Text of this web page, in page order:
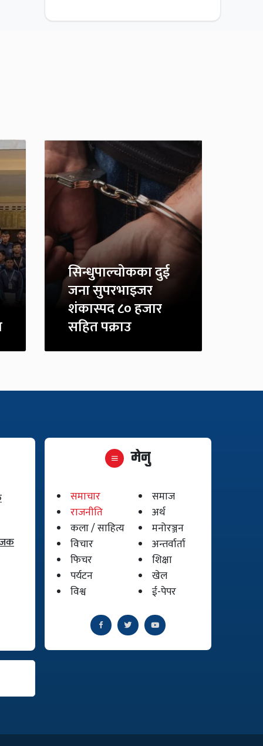
सिन्धुपाल्चोकका दुई
जना सुपरभाइजर
शंकास्पद ८० हजार
सहित पक्राउ
मेनु
समाचार
समाज
राजनीति
अर्थ
कला / साहित्य
मनोरञ्जन
विचार
अन्तर्वार्ता
फिचर
शिक्षा
पर्यटन
खेल
विश्व
ई-पेपर